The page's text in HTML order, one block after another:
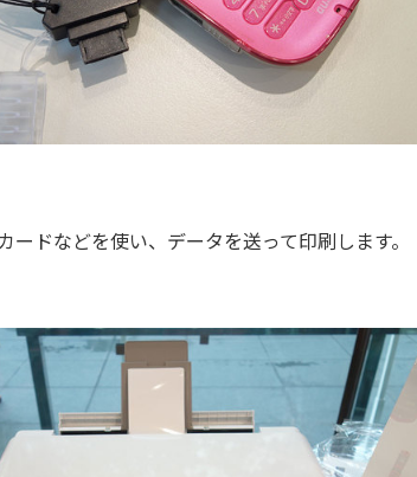
ドなどを使い、データを送って印刷します。